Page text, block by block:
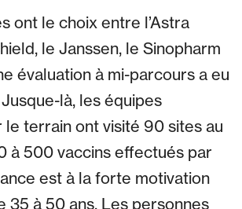
ont le choix entre l’Astra
le Janssen, le Sinopharm
évaluation à mi-parcours a eu
là, les équipes
le terrain ont visité 90 sites au
à 500 vaccins effectués par
est à la forte motivation
35 à 50 ans. Les personnes